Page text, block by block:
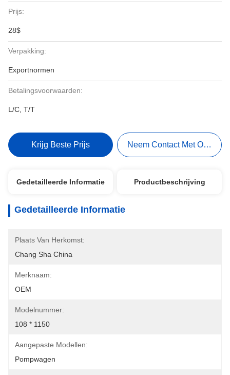
Prijs:
28$
Verpakking:
Exportnormen
Betalingsvoorwaarden:
L/C, T/T
Krijg Beste Prijs Neem Contact Met Ons Op
Gedetailleerde Informatie Productbeschrijving
Gedetailleerde Informatie
Plaats Van Herkomst:
Chang Sha China
Merknaam:
OEM
Modelnummer:
108 * 1150
Aangepaste Modellen:
Pompwagen